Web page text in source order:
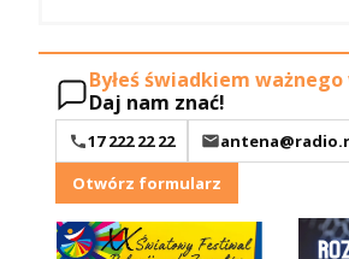
Byłeś świadkiem
Daj nam znać!
17 222 22 22
Otwórz formularz